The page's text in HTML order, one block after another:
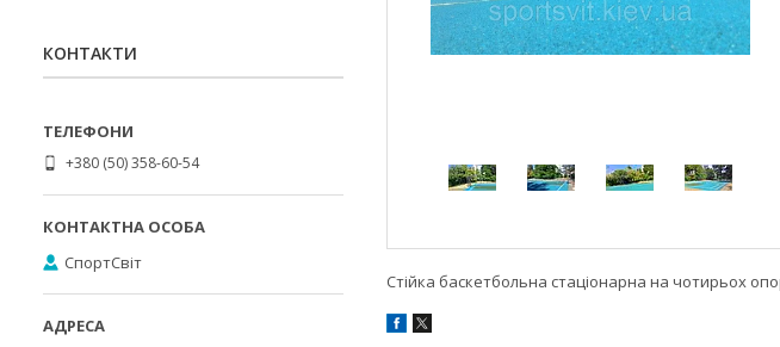
Стійка баскетбольна стаціонарна на чотирьох
КОНТАКТИ
+380 (50) 358-60-54
СпортСвіт